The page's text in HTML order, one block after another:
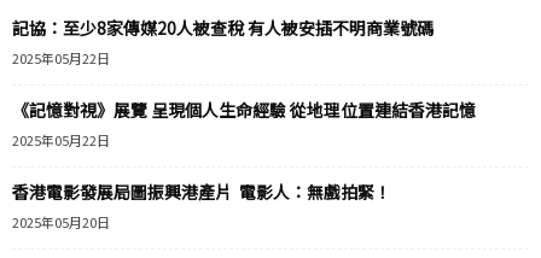
記協：至少8家傳媒20人被查稅 有人被安插不明商業號碼
2025年05月22日
《記憶對視》展覽 呈現個人生命經驗 從地理位置連結香港記憶
2025年05月22日
香港電影發展局圖振興港產片 電影人：無戲拍緊！
2025年05月20日